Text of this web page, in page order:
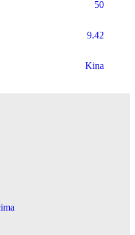
50
9.42
Kina